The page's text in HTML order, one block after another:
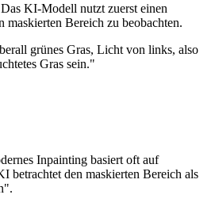
KI-Modell nutzt zuerst einen
maskierten Bereich zu beobachten.
grünes Gras, Licht von links, also
Gras sein."
Inpainting basiert oft auf
betrachtet den maskierten Bereich als